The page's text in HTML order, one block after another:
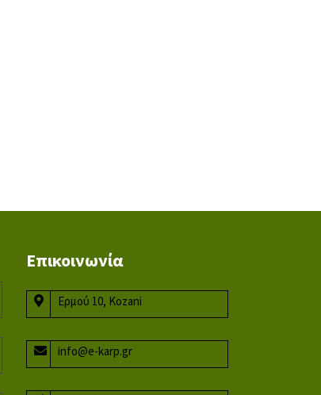
Επικοινωνία
Ερμού 10, Kozani
info@e-karp.gr